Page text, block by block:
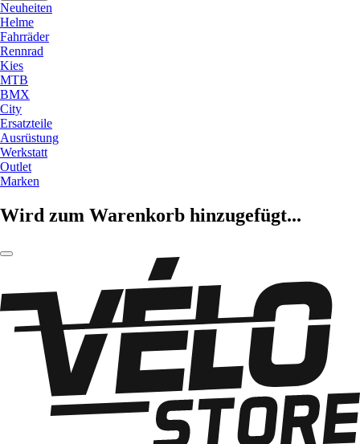
Neuheiten
Helme
Fahrräder
Rennrad
Kies
MTB
BMX
City
Ersatzteile
Ausrüstung
Werkstatt
Outlet
Marken
Wird zum Warenkorb hinzugefügt...